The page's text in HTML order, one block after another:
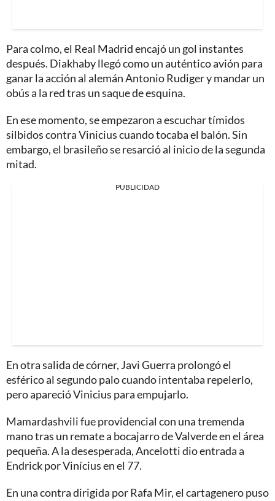
Para colmo, el Real Madrid encajó un gol instantes
después. Diakhaby llegó como un auténtico avión para
ganar la acción al alemán Antonio Rudiger y mandar un
obús a la red tras un saque de esquina.
En ese momento, se empezaron a escuchar tímidos
silbidos contra Vinicius cuando tocaba el balón. Sin
embargo, el brasileño se resarció al inicio de la segunda
mitad.
PUBLICIDAD
En otra salida de córner, Javi Guerra prolongó el
esférico al segundo palo cuando intentaba repelerlo,
pero apareció Vinicius para empujarlo.
Mamardashvili fue providencial con una tremenda
mano tras un remate a bocajarro de Valverde en el área
pequeña. A la desesperada, Ancelotti dio entrada a
Endrick por Vinícius en el 77.
En una contra dirigida por Rafa Mir, el cartagenero puso